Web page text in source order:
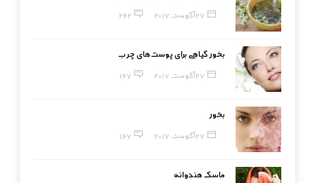
27 آگوست, 2017 262
بخور گیاهی برای پوست‌های چرب
27 آگوست, 2017 167
بخور
27 آگوست, 2017 167
ماسک هندوانه